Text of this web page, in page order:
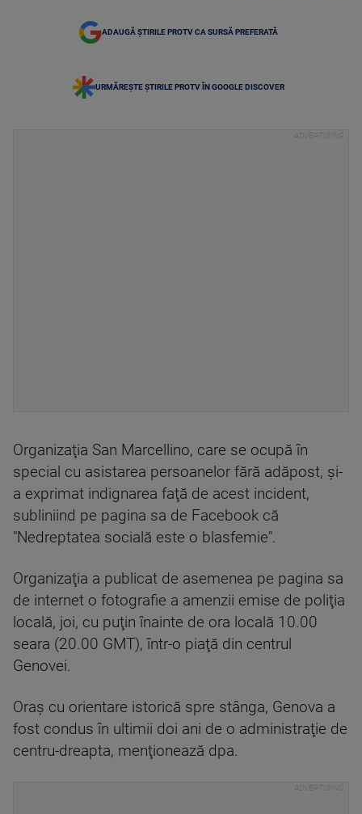
ADAUGĂ ȘTIRILE PROTV CA SURSĂ PREFERATĂ
URMĂREȘTE ȘTIRILE PROTV ÎN GOOGLE DISCOVER
Organizaţia San Marcellino, care se ocupă în
special cu asistarea persoanelor fără adăpost, şi-
a exprimat indignarea faţă de acest incident,
subliniind pe pagina sa de Facebook că
"Nedreptatea socială este o blasfemie".
Organizaţia a publicat de asemenea pe pagina sa
de internet o fotografie a amenzii emise de poliţia
locală, joi, cu puţin înainte de ora locală 10.00
seara (20.00 GMT), într-o piaţă din centrul
Genovei.
Oraş cu orientare istorică spre stânga, Genova a
fost condus în ultimii doi ani de o administraţie de
centru-dreapta, menţionează dpa.